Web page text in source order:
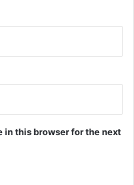
in this browser for the next